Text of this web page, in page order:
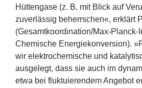
Hüttengase (z. B. mit Blick auf
zuverlässig beherrschen«, erklärt
(Gesamtkoordination/​Max-Planck-
Chemische Energiekonversion).
wir elektrochemische und
ausgelegt, dass sie auch im
etwa bei fluktuierendem Angebot